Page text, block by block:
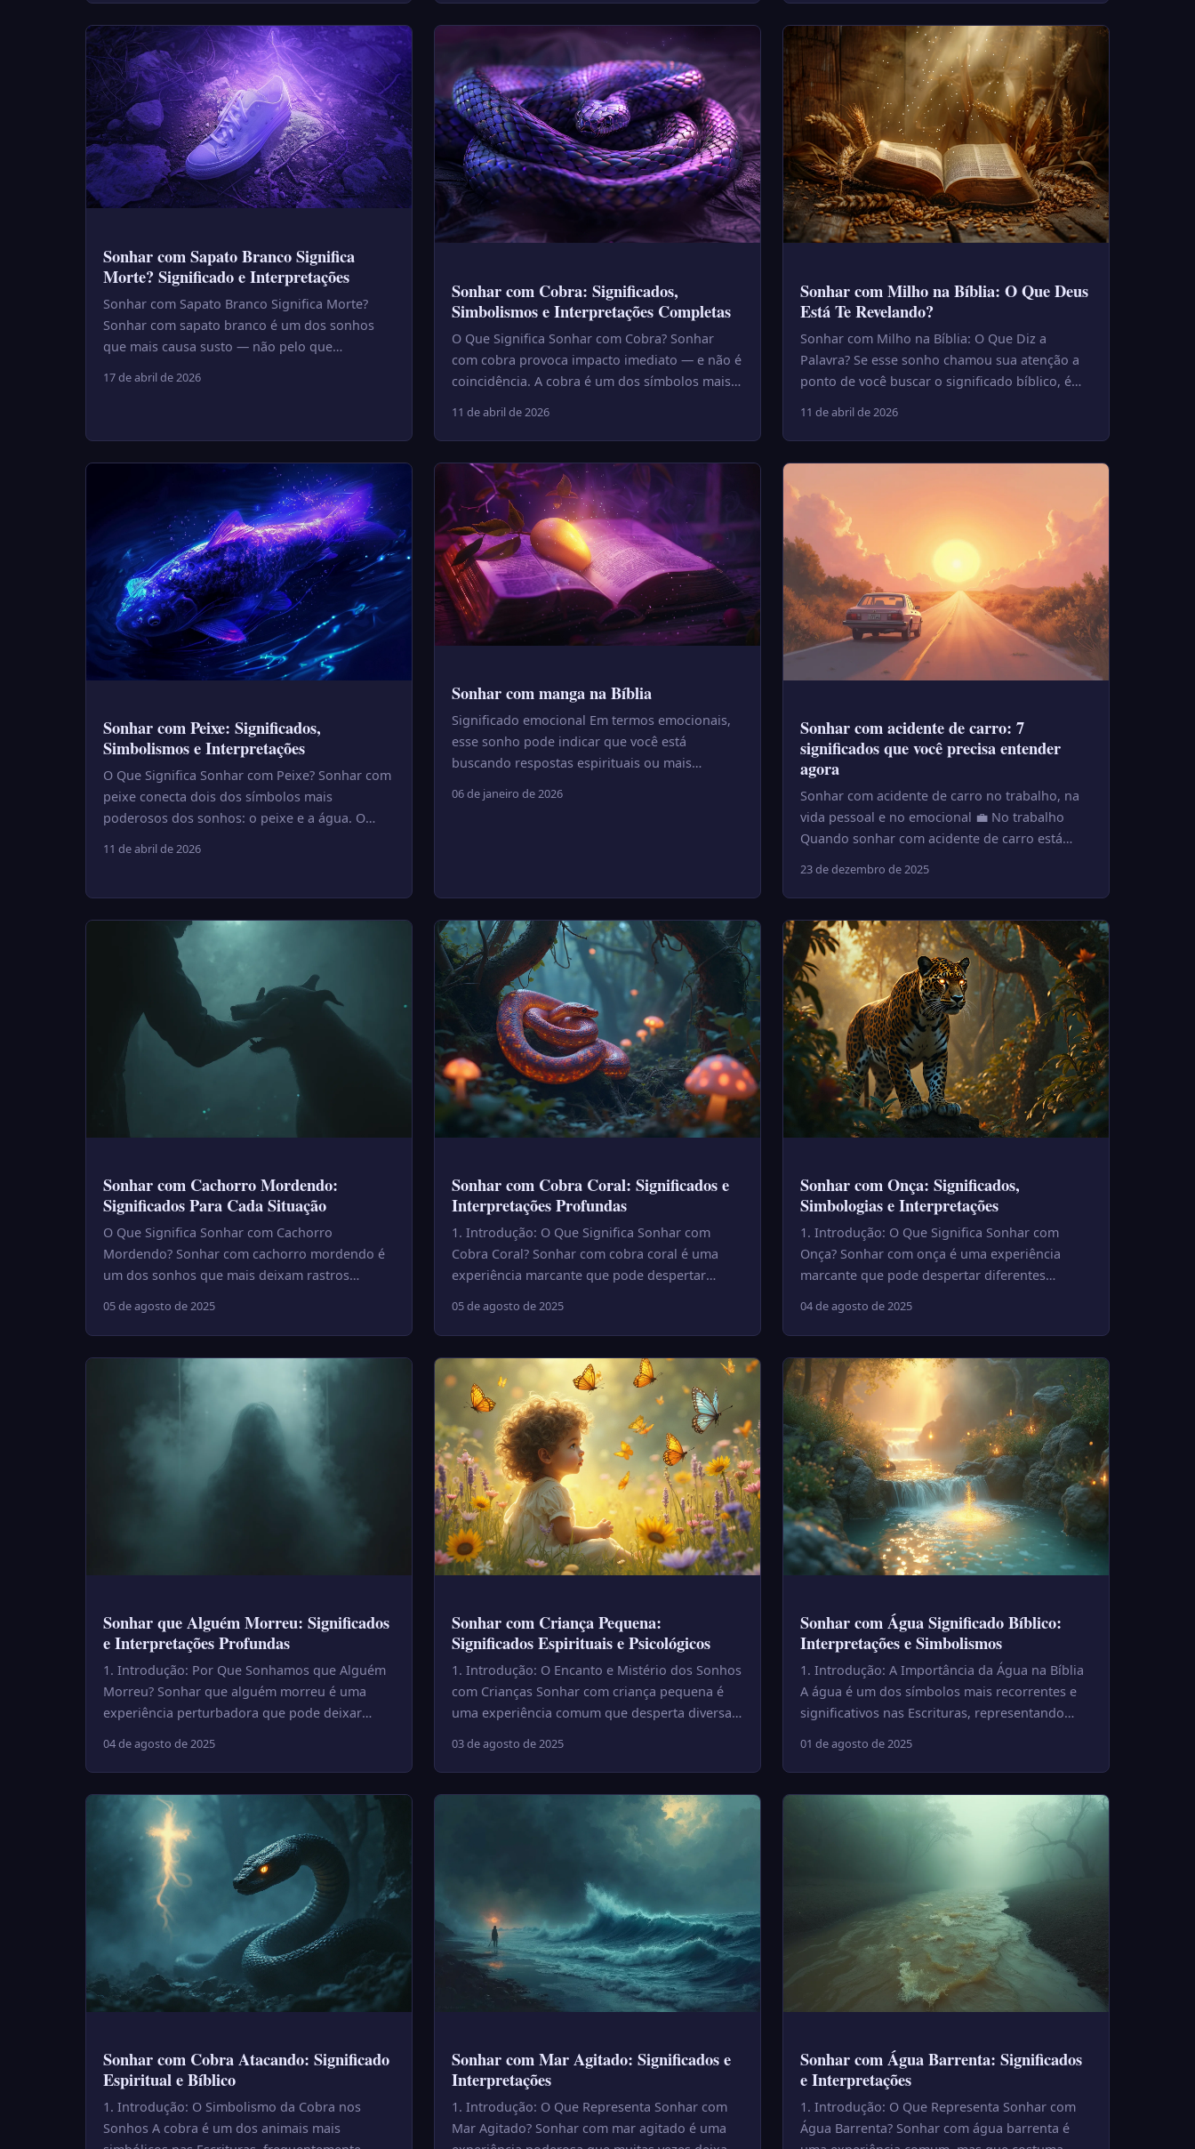
Sonhar com Sapato Branco Significa
Morte? Significado e Interpretações
Sonhar com Sapato Branco Significa Morte?
Sonhar com sapato branco é um dos sonhos
que mais causa susto — não pelo que
17 de abril de 2026
Sonhar com Cobra: Significados,
Simbolismos e Interpretações Completas
O Que Significa Sonhar com Cobra? Sonhar
com cobra provoca impacto imediato — e não é
coincidência. A cobra é um dos símbolos mais
11 de abril de 2026
Sonhar com Milho na Bíblia: O Que Deus
Está Te Revelando?
Sonhar com Milho na Bíblia: O Que Diz a
Palavra? Se esse sonho chamou sua atenção a
ponto de você buscar o significado bíblico, é
11 de abril de 2026
Sonhar com Peixe: Significados,
Simbolismos e Interpretações
O Que Significa Sonhar com Peixe? Sonhar com
peixe conecta dois dos símbolos mais
poderosos dos sonhos: o peixe e a água. O
11 de abril de 2026
Sonhar com manga na Bíblia
Significado emocional Em termos emocionais,
esse sonho pode indicar que você está
buscando respostas espirituais ou mais
06 de janeiro de 2026
Sonhar com acidente de carro: 7
significados que você precisa entender
agora
Sonhar com acidente de carro no trabalho, na
vida pessoal e no emocional 💼 No trabalho
Quando sonhar com acidente de carro está
23 de dezembro de 2025
Sonhar com Cachorro Mordendo:
Significados Para Cada Situação
O Que Significa Sonhar com Cachorro
Mordendo? Sonhar com cachorro mordendo é
um dos sonhos que mais deixam rastros
05 de agosto de 2025
Sonhar com Cobra Coral: Significados e
Interpretações Profundas
1. Introdução: O Que Significa Sonhar com
Cobra Coral? Sonhar com cobra coral é uma
experiência marcante que pode despertar
05 de agosto de 2025
Sonhar com Onça: Significados,
Simbologias e Interpretações
1. Introdução: O Que Significa Sonhar com
Onça? Sonhar com onça é uma experiência
marcante que pode despertar diferentes
04 de agosto de 2025
Sonhar que Alguém Morreu: Significados
e Interpretações Profundas
1. Introdução: Por Que Sonhamos que Alguém
Morreu? Sonhar que alguém morreu é uma
experiência perturbadora que pode deixar
04 de agosto de 2025
Sonhar com Criança Pequena:
Significados Espirituais e Psicológicos
1. Introdução: O Encanto e Mistério dos Sonhos
com Crianças Sonhar com criança pequena é
uma experiência comum que desperta diversas
03 de agosto de 2025
Sonhar com Água Significado Bíblico:
Interpretações e Simbolismos
1. Introdução: A Importância da Água na Bíblia
A água é um dos símbolos mais recorrentes e
significativos nas Escrituras, representando
01 de agosto de 2025
Sonhar com Cobra Atacando: Significado
Espiritual e Bíblico
1. Introdução: O Simbolismo da Cobra nos
Sonhos A cobra é um dos animais mais
Sonhar com Mar Agitado: Significados e
Interpretações
1. Introdução: O Que Representa Sonhar com
Mar Agitado? Sonhar com mar agitado é uma
Sonhar com Água Barrenta: Significados
e Interpretações
1. Introdução: O Que Representa Sonhar com
Água Barrenta? Sonhar com água barrenta é